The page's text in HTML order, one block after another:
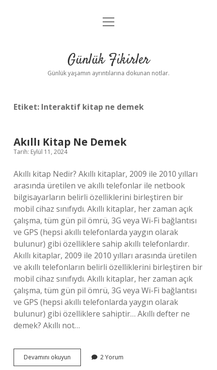
Anasayfa
Yasal Uyarı
menüyü
Günlük Fikirler
Günlük yaşamın ayrıntılarına dokunan notlar.
Etiket: Interaktif kitap ne demek
Akıllı Kitap Ne Demek
Tarih: Eylül 11, 2024
Akıllı kitap Nedir? Akıllı kitaplar, 2009 ile 2010 yılları
arasında üretilen ve akıllı telefonlar ile netbook
bilgisayarların belirli özelliklerini birleştiren bir
mobil cihaz sınıfıydı. Akıllı kitaplar, her zaman açık
çalışma, tüm gün pil ömrü, 3G veya Wi-Fi bağlantısı
ve GPS (hepsi akıllı telefonlarda yaygın olarak
bulunur) gibi özelliklere sahip akıllı telefonlardır.
Akıllı kitaplar, 2009 ile 2010 yılları arasında üretilen
ve akıllı telefonların belirli özelliklerini birleştiren bir
mobil cihaz sınıfıydı. Akıllı kitaplar, her zaman açık
çalışma, tüm gün pil ömrü, 3G veya Wi-Fi bağlantısı
ve GPS (hepsi akıllı telefonlarda yaygın olarak
bulunur) gibi özelliklere sahiptir… Akıllı defter ne
demek? Akıllı not…
Devamını okuyun
Kitap
2 Yorum